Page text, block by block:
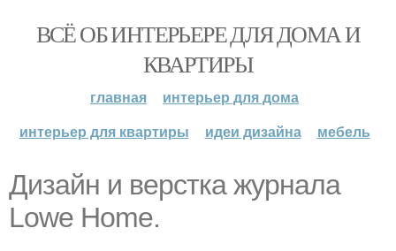
ВСЁ ОБ ИНТЕРЬЕРЕ ДЛЯ ДОМА И
КВАРТИРЫ
главная
интерьер для дома
интерьер для квартиры
идеи дизайна мебель
Дизайн и верстка журнала
Lowe Home.